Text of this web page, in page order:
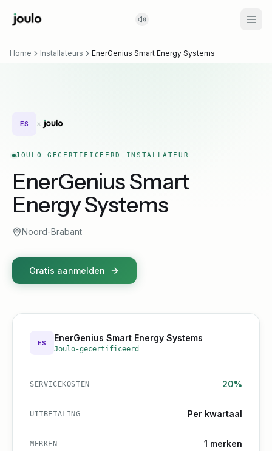
Home Installateurs EnerGenius Smart Energy Systems
ES ×
JOULO-GECERTIFICEERD INSTALLATEUR
EnerGenius Smart
Energy Systems
Noord-Brabant
Gratis aanmelden
ES EnerGenius Smart Energy Systems
Joulo-gecertificeerd
SERVICEKOSTEN 20%
UITBETALING Per kwartaal
MERKEN 1 merken